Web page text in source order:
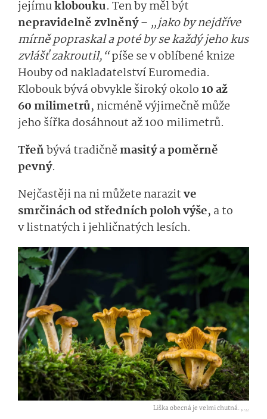
jejímuklobouku. Ten by měl být
nepravidelně zvlněný– „jako by nejdříve
mírně popraskal a poté by se každý jeho kus
zvlášť zakroutil,“píše se v oblíbené knize
Houby od nakladatelství Euromedia.
Klobouk bývá obvykle široký okolo10 až
60 milimetrů, nicméně výjimečně může
jeho šířka dosáhnout až 100 milimetrů.
Třeňbývá tradičněmasitý a poměrně
pevný.
Nejčastěji na ni můžete narazitve
smrčinách od středních poloh výše, a to
v listnatých i jehličnatých lesích.
Liška obecná je velmi chutná. ,...